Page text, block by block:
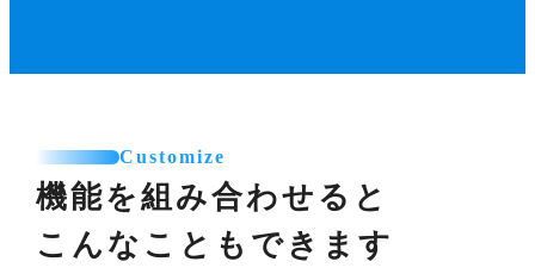
Customize
機能を組み合わせると
こんなこともできます